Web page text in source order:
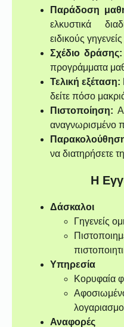
Παράδοση
ελκυστικά
ειδικούς
Σχέδιο δράσης:
προγράμματα
Τελική εξέταση:
δείτε πόσο
Πιστοποίηση:
αναγνωρισμένο
να διατηρήσετε
Η
Δάσκαλοι
Γηγενείς
Υπηρεσία
Κορυφαία
Αναφορές